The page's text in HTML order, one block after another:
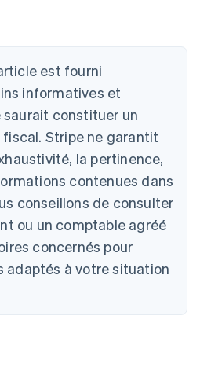
est fourni
informatives et
saurait constituer un
Stripe ne garantit
la pertinence,
contenues dans
conseillons de consulter
ou un comptable agréé
concernés pour
adaptés à votre situation
English